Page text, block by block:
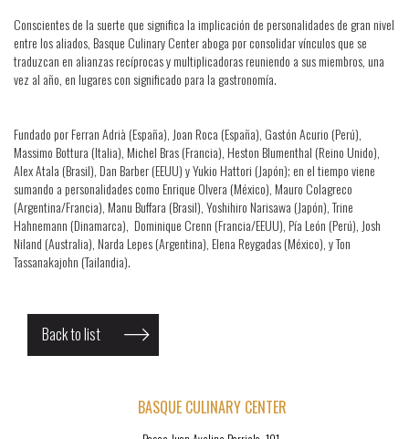
Conscientes de la suerte que significa la implicación de personalidades de gran nivel
entre los aliados, Basque Culinary Center aboga por consolidar vínculos que se
traduzcan en alianzas recíprocas y multiplicadoras reuniendo a sus miembros, una
vez al año, en lugares con significado para la gastronomía.
Fundado por Ferran Adrià (España), Joan Roca (España), Gastón Acurio (Perú),
Massimo Bottura (Italia), Michel Bras (Francia), Heston Blumenthal (Reino Unido),
Alex Atala (Brasil), Dan Barber (EEUU) y Yukio Hattori (Japón); en el tiempo viene
sumando a personalidades como Enrique Olvera (México), Mauro Colagreco
(Argentina/Francia), Manu Buffara (Brasil), Yoshihiro Narisawa (Japón), Trine
Hahnemann (Dinamarca), Dominique Crenn (Francia/EEUU), Pía León (Perú), Josh
Niland (Australia), Narda Lepes (Argentina), Elena Reygadas (México), y Ton
Tassanakajohn (Tailandia).
Back to list
BASQUE CULINARY CENTER